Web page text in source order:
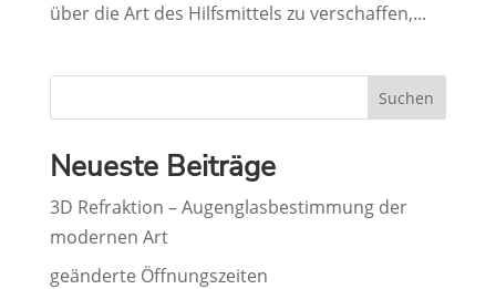
über die Art des Hilfsmittels zu verschaffen,...
Suchen
Neueste Beiträge
3D Refraktion – Augenglasbestimmung der
modernen Art
geänderte Öffnungszeiten